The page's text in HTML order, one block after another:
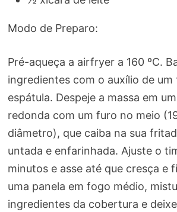
Modo de Preparo:
Pré-aqueça a airfryer a 160 ºC.
ingredientes com o auxílio de um
espátula. Despeje a massa em
redonda com um furo no meio
diâmetro), que caiba na sua
untada e enfarinhada. Ajuste o
minutos e asse até que cresça e
uma panela em fogo médio,
ingredientes da cobertura e